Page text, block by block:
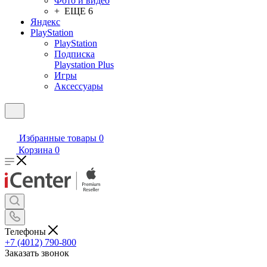
+ ЕЩЕ 6
Яндекс
PlayStation
PlayStation
Подписка
Playstation Plus
Игры
Аксессуары
Избранные товары 0
Корзина 0
Телефоны
+7 (4012) 790-800
Заказать звонок